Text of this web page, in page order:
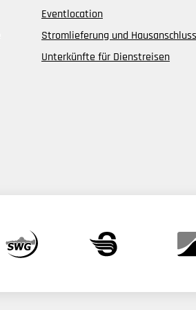
Eventlocation
Stromlieferung und Hausanschluss
Unterkünfte für Dienstreisen